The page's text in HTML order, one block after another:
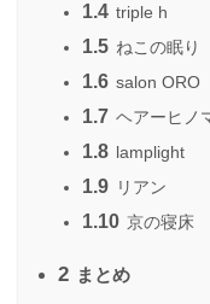
1.4 triple h
1.5 ねこの眠り
1.6 salon ORO
1.7 ヘアーヒノ
1.8 lamplight
1.9 リアン
1.10 京の寝床
2 まとめ